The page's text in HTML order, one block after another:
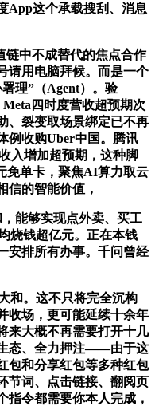
App这个承载搜刮、消息
中不成替代的焦点合作
请用电脑拜候。而是一个
理”（Agent）。验
四时度营收超预期次
、裂变取场景绑定已不再
例收购Uber中国。腾讯
入增加超预期，这种脚
免单卡，聚焦AI算力取云
信的智能价值，
能够实现点外卖、买工
烧钱超亿元。正在本钱
安排所有办事。千问曾经
。这不只将完全沉构
收场，更可能延续十余年
大概不再需要打开十几
态、全力押注——由于这
包和分享红包等多种红包
节词、点击链接、翻阅页
令都需要你本人完成，